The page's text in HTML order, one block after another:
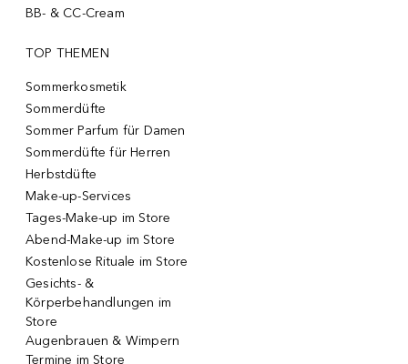
BB- & CC-Cream
TOP THEMEN
Sommerkosmetik
Sommerdüfte
Sommer Parfum für Damen
Sommerdüfte für Herren
Herbstdüfte
Make-up-Services
Tages-Make-up im Store
Abend-Make-up im Store
Kostenlose Rituale im Store
Gesichts- &
Körperbehandlungen im
Store
Augenbrauen & Wimpern
Termine im Store